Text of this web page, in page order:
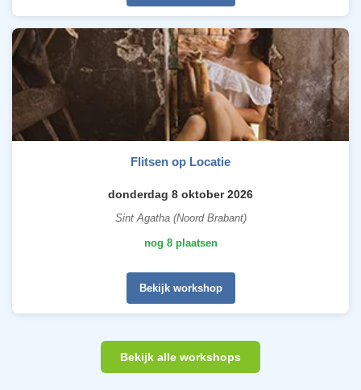
Flitsen op Locatie
donderdag 8 oktober 2026
Sint Agatha (Noord Brabant)
nog 8 plaatsen
Bekijk workshop
Bekijk alle workshops